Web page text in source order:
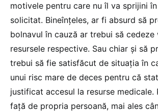
motivele pentru care nu îl va sprijini
solicitat. Bineînțeles, ar fi absurd să
bolnavul în cauză ar trebui să cedeze
resursele respective. Sau chiar și să
trebui să fie satisfăcut de situația în
unui risc mare de deces pentru că
justificat accesul la resurse medicale.
față de propria persoană, mai ales